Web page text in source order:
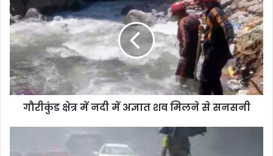
गौरीकुंड क्षेत्र में नदी में अज्ञात शव मिलने से सनसनी